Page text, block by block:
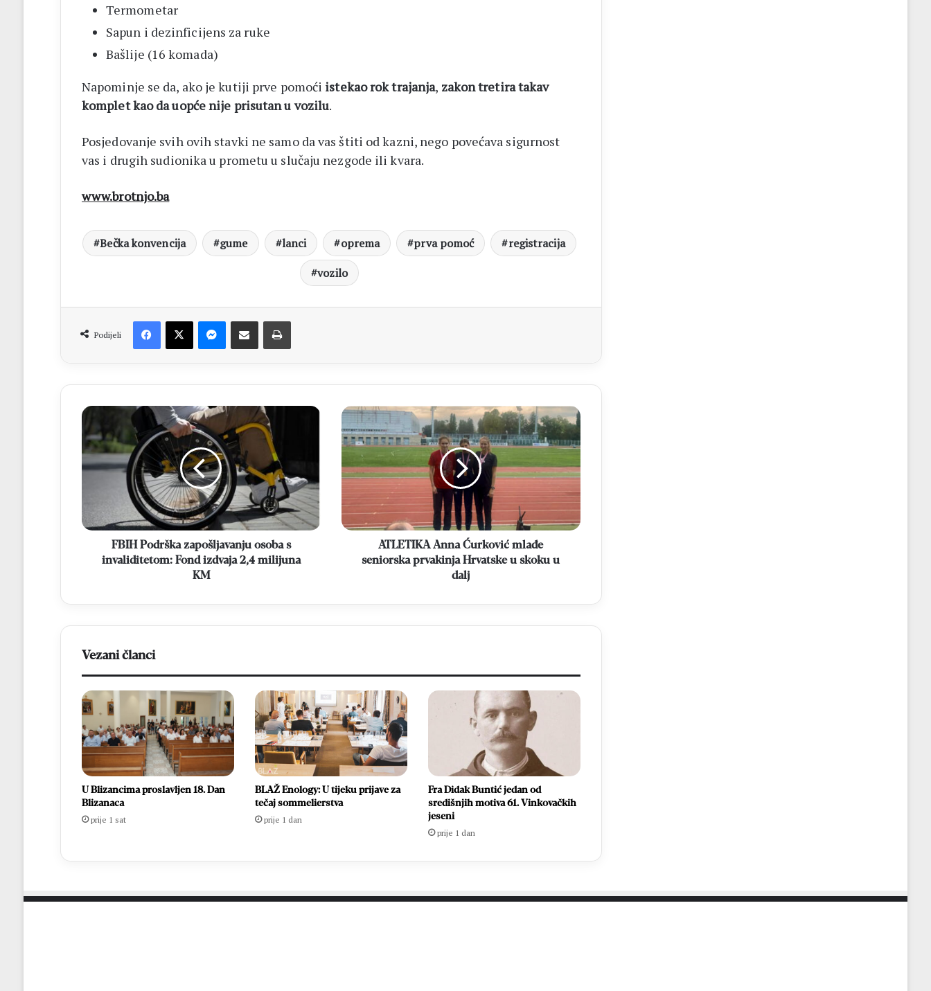
Termometar
Sapun i dezinficijens za ruke
Bašlije (16 komada)
Napominje se da, ako je kutiji prve pomoći istekao rok trajanja, zakon tretira takav
komplet kao da uopće nije prisutan u vozilu.
Posjedovanje svih ovih stavki ne samo da vas štiti od kazni, nego povećava sigurnost
vas i drugih sudionika u prometu u slučaju nezgode ili kvara.
www.brotnjo.ba
Bečka konvencija gume lanci oprema prva pomoć
registracija
vozilo
Podijeli
Facebook
X MessengerDijeli putem Emaila Printaj
FBIH
Podrška
zapošljavanju
osoba
s
invaliditetom:
izdvaja
2,4
milijunaFBIH Podrška zapošljavanju osoba s
invaliditetom: Fond izdvaja 2,4 milijuna
KM
ATLETIKA
Anna
Ćurković
mlađe
seniorska
Hrvatske
u
skoku
ATLETIKA Anna Ćurković mlađe
seniorska prvakinja Hrvatske u skoku u
dalj
Vezani članci
U Blizancima proslavljen 18. Dan
Blizanaca
prije 1 sat
BLAŽ Enology: U tijeku prijave za
tečaj sommelierstva
prije 1 dan
Fra Didak Buntić jedan od
središnjih motiva 61. Vinkovačkih
jeseni
prije 1 dan